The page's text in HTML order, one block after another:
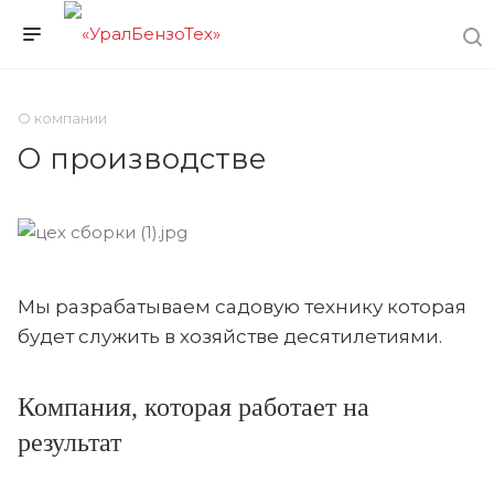
О компании
О производстве
Мы разрабатываем садовую технику которая
будет служить в хозяйстве десятилетиями.
Компания, которая работает на
результат